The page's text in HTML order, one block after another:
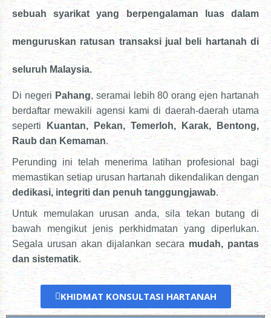
sebuah syarikat yang berpengalaman luas dalam
menguruskan ratusan transaksi jual beli hartanah di
seluruh Malaysia.
Di negeri Pahang, seramai lebih 80 orang ejen hartanah
berdaftar mewakili agensi kami di daerah-daerah utama
seperti Kuantan, Pekan, Temerloh, Karak, Bentong,
Raub dan Kemaman.
Perunding ini telah menerima latihan profesional bagi
memastikan setiap urusan hartanah dikendalikan dengan
dedikasi, integriti dan penuh tanggungjawab.
Untuk memulakan urusan anda, sila tekan butang di
bawah mengikut jenis perkhidmatan yang diperlukan.
Segala urusan akan dijalankan secara mudah, pantas
dan sistematik.
KHIDMAT KONSULTASI HARTANAH